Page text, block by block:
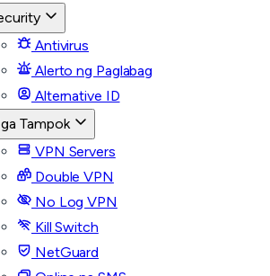
Antivirus
Alerto ng Paglabag
Alternative ID
Tampok
VPN Servers
Double VPN
No Log VPN
Kill Switch
NetGuard